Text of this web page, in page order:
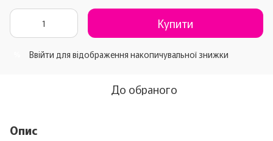
Купити
Ввійти для відображення накопичувальної знижки
До обраного
Опис